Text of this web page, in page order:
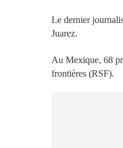
Le dernier
Juarez.
Au Mexique, 68
frontières (RSF).